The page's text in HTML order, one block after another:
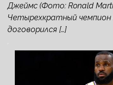
Джеймс (Фото: Ronald
Четырехкратный
договорился […]